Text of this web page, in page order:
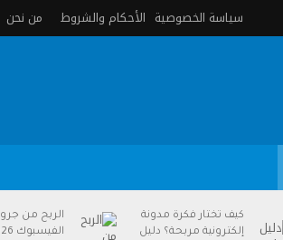
سياسة الخصوصية الأحكام والشروط من نحن
كيف تختار فكرة مدونة
إلكترونية مربحة؟ دليل
الربح من